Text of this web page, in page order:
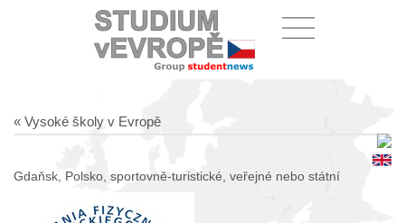
« Vysoké školy v Evropě
Gdaňsk, Polsko, sportovně-turistické, veřejné nebo státní